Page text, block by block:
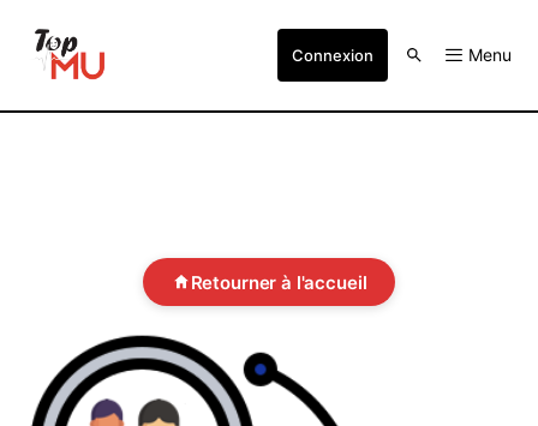
Connexion Menu
Retourner à l'accueil